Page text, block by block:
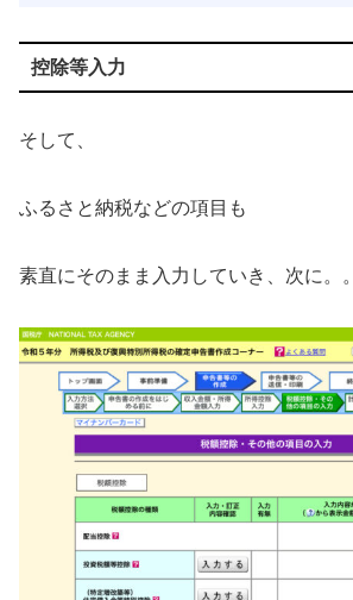
控除等入力
そして、
ふるさと納税などの項目も
素直にそのまま入力していき、次に。。